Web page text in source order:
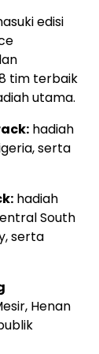
edisi
tim terbaik
utama.
hadiah
serta
hadiah
South
serta
Henan